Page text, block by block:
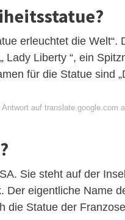
erleuchtet die Welt“.
Liberty “, ein
für die Statue sind
auf translate.google.com
Sie steht auf der
Der eigentliche Name
die Statue der